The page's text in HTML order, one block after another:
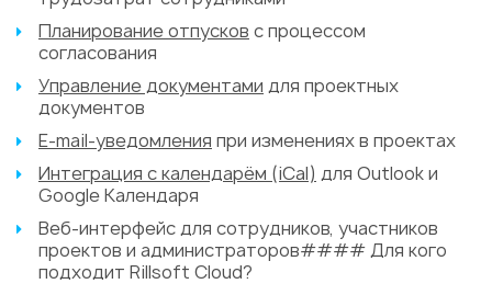
Планирование отпусков с процессом
согласования
Управление документами для проектных
документов
E-mail-уведомления при изменениях в проектах
Интеграция с календарём (iCal) для Outlook и
Google Календаря
Веб-интерфейс для сотрудников, участников
проектов и администраторов#### Для кого
подходит Rillsoft Cloud?